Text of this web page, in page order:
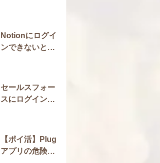
策も紹介
Notionにログイ
ンできないとき
方法はある？
セールスフォー
スにログインで
【ポイ活】Plug
アプリの危険性